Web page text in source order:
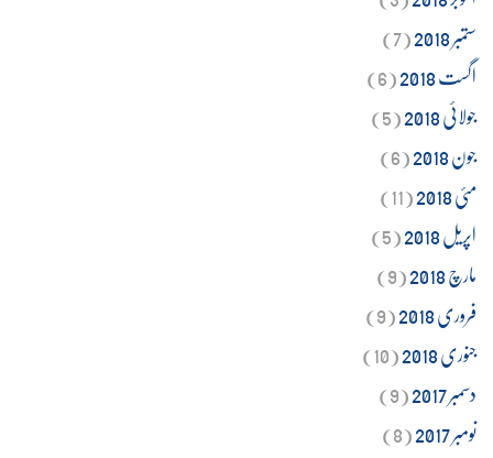
ستمبر 2018
(7)
اگست 2018
(6)
جولائی 2018
(5)
جون 2018
(6)
مئی 2018
(11)
اپریل 2018
(5)
مارچ 2018
(9)
فروری 2018
(9)
جنوری 2018
(10)
دسمبر 2017
(9)
نومبر 2017
(8)